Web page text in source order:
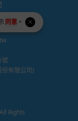
同意 。
號
有限公司)
page
Rights